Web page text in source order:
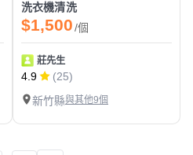
洗衣機清洗
$1,500/個
莊先生
4.9
(25)
新竹縣與其他9個